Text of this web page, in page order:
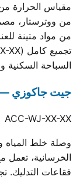
مقياس الحرارة
من ووترستار،
من مواد متينة
السباحة السكنية
جيت جاكوزي —
ACC-WJ-XX-XX
وصلة خلط المياه
الخرسانية، تعمل
فقاعات التدليك.